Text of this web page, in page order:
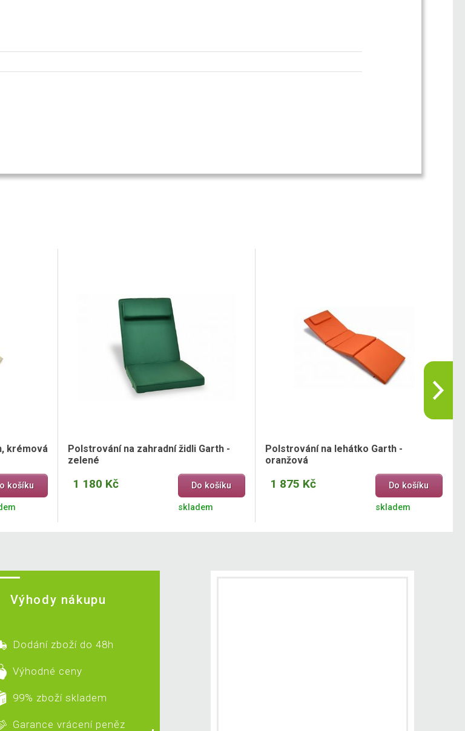
krémová
košíku
Polstrování na zahradní židli Garth -
zelené
1 180 Kč Do košíku
skladem
Polstrování na lehátko Garth -
oranžová
1 875 Kč Do košíku
skladem
Výhody nákupu
Dodání zboží do 48h
Výhodné ceny
99% zboží skladem
Garance vrácení peněz